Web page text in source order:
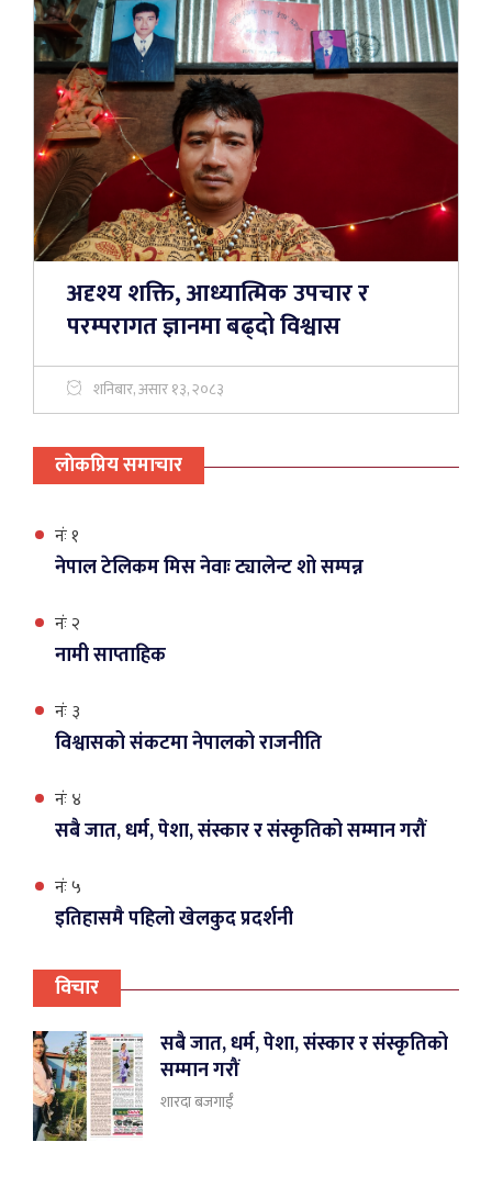
अदृश्य शक्ति, आध्यात्मिक उपचार र
परम्परागत ज्ञानमा बढ्दो विश्वास
शनिबार, असार १३, २०८३
लाेकप्रिय समाचार
नंः १
नेपाल टेलिकम मिस नेवाः ट्यालेन्ट शो सम्पन्न
नंः २
नामी साप्ताहिक
नंः ३
विश्वासको संकटमा नेपालको राजनीति
नंः ४
सबै जात, धर्म, पेशा, संस्कार र संस्कृतिको सम्मान गरौं
नंः ५
इतिहासमै पहिलो खेलकुद प्रदर्शनी
विचार
सबै जात, धर्म, पेशा, संस्कार र संस्कृतिको
सम्मान गरौं
शारदा बजगाईँ